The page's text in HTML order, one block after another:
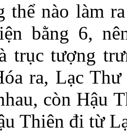
thể nào làm
bằng 6,
trục tượng
ra, Lạc
còn Hậu
Thiên đi từ